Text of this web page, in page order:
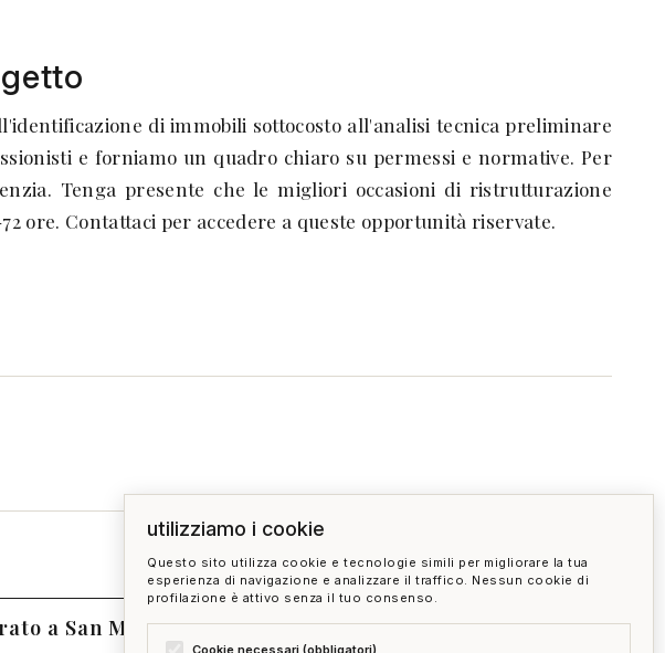
di immobili sottocosto all'analisi tecnica preliminare
e forniamo un quadro chiaro su permessi e normative. Per
Tenga presente che le migliori occasioni di ristrutturazione
ore. Contattaci per accedere a queste opportunità riservate.
a San Martino secondo i dati OMI?
utilizziamo i cookie
Questo sito utilizza cookie e tecnologie simili per migliorare la tua
esperienza di navigazione e analizzare il traffico. Nessun cookie di
profilazione è attivo senza il tuo consenso.
Cookie necessari (obbligatori)